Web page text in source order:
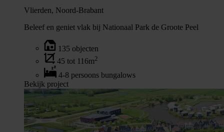
Vlierden, Noord-Brabant
Beleef en geniet vlak bij Nationaal Park de Groote Peel
135 objecten
45 tot 116m2
4-8 persoons bungalows
Bekijk project